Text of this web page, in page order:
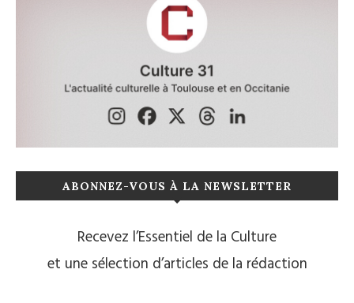
ABONNEZ-VOUS À LA NEWSLETTER
Recevez l’Essentiel de la Culture
et une sélection d’articles de la rédaction